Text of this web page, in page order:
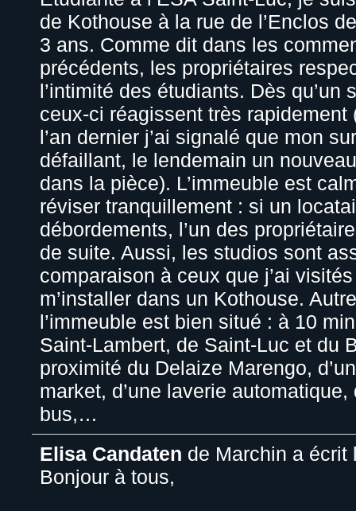
de Kothouse à la rue de l’Enclos
3 ans. Comme dit dans les
précédents, les propriétaires
l’intimité des étudiants. Dès qu’un
ceux-ci réagissent très rapidement
l’an dernier j’ai signalé que mon
défaillant, le lendemain un
dans la pièce). L’immeuble est
réviser tranquillement : si un
débordements, l’un des
de suite. Aussi, les studios sont
comparaison à ceux que j’ai
m’installer dans un Kothouse.
l’immeuble est bien situé : à 10
Saint-Lambert, de Saint-Luc et du
proximité du Delaize Marengo,
market, d’une laverie automatique,
bus,…
Elisa Candaten de Marchin a écrit
Bonjour à tous,